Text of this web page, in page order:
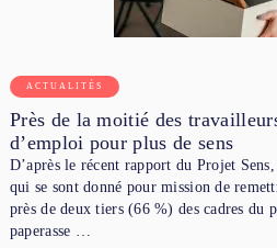
ACTUALITÉS
Près de la moitié des
d’emploi pour plus de sens
D’après le récent rapport du Projet
qui se sont donné pour mission de
près de deux tiers (66 %) des cadres du
paperasse …